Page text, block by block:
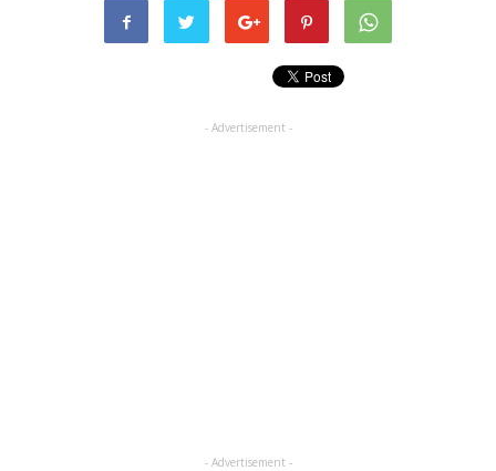
- Advertisement -
- Advertisement -